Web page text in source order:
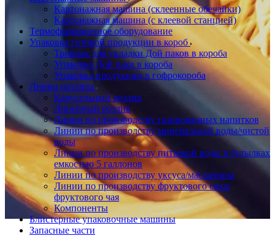
Картонажная машина (склеенные обечайки)
Картонажная машина (с клеевой станцией)
Термоформовочное оборудование
Упаковка готовой продукции в короб
Триблок для укладки Дой паков в короба
Упаковка Дой пака в короба
Упаковка продукции в гофрокороба
Линии розлива
Карусельный розлив
Линейный розлив
Линии по производству газированных напитков
Линии по производству минеральной воды/чистой
воды
Линии по производству питьевой воды в бутылках
емкостью 5 галлонов
Линии по производству уксуса/масла/вина
Линии по производству фруктового сока/
фруктового чая
Компоненты
Блистерные упаковочные машины
Запасные части